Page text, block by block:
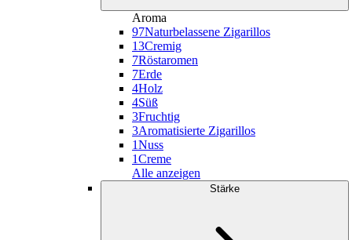
Aroma
97Naturbelassene Zigarillos
13Cremig
7Röstaromen
7Erde
4Holz
4Süß
3Fruchtig
3Aromatisierte Zigarillos
1Nuss
1Creme
Alle anzeigen
Stärke